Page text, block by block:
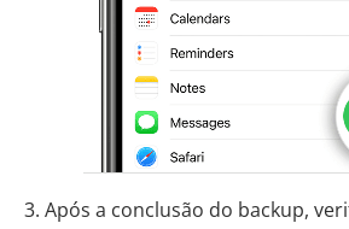
3. Após a conclusão do backup,